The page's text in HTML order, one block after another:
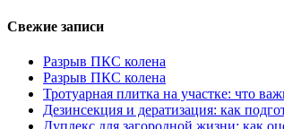
Свежие записи
Разрыв ПКС колена
Разрыв ПКС колена
Тротуарная плитка на участке: что
Дезинсекция и дератизация: как
Дуплекс для загородной жизни: как